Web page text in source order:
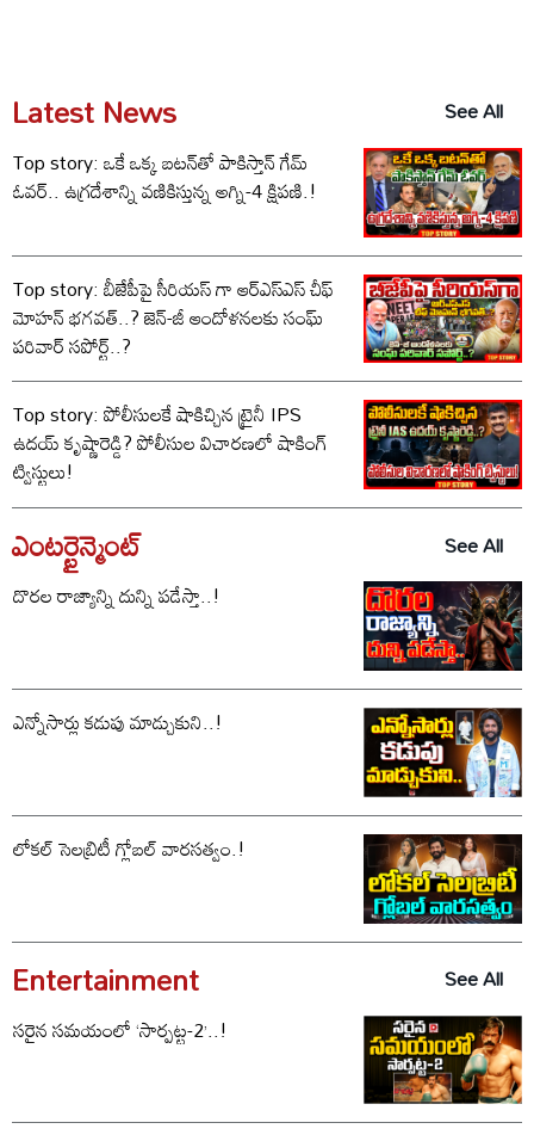
Latest News
See All
Top story: ఒకే ఒక్క బటన్‌తో పాకిస్తాన్ గేమ్
ఓవర్.. ఉగ్రదేశాన్ని వణికిస్తున్న అగ్ని-4 క్షిపణి.!
Top story: బీజేపీపై సీరియస్ గా ఆర్‌ఎస్‌ఎస్ చీఫ్
మోహన్ భగవత్..? జెన్-జీ ఆందోళనలకు సంఘ్
పరివార్ సపోర్ట్..?
Top story: పోలీసులకే షాకిచ్చిన ట్రైనీ IPS
ఉదయ్ కృష్ణారెడ్డి? పోలీసుల విచారణలో షాకింగ్
ట్విస్టులు!
ఎంటర్టైన్మెంట్
See All
దొరల రాజ్యాన్ని దున్ని పడేస్తా..!
ఎన్నోసార్లు కడుపు మాడ్చుకుని..!
లోకల్ సెలబ్రిటీ గ్లోబల్ వారసత్వం.!
Entertainment
See All
సరైన సమయంలో ‘సార్పట్ట-2’..!